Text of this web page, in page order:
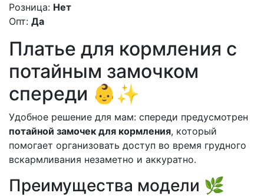
Розница: Нет
Опт: Да
Платье для кормления с
потайным замочком
спереди 👶✨
Удобное решение для мам: спереди предусмотрен
потайной замочек для кормления, который
помогает организовать доступ во время грудного
вскармливания незаметно и аккуратно.
Преимущества модели 🌿